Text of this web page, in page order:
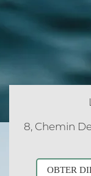
8, Chemin
OBTER